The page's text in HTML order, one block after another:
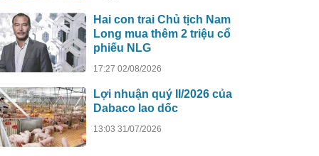
Hai con trai Chủ tịch Nam
Long mua thêm 2 triệu cổ
phiếu NLG
17:27 02/08/2026
Lợi nhuận quý II/2026 của
Dabaco lao dốc
13:03 31/07/2026